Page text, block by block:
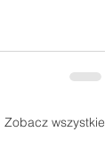
Zobacz wszystkie